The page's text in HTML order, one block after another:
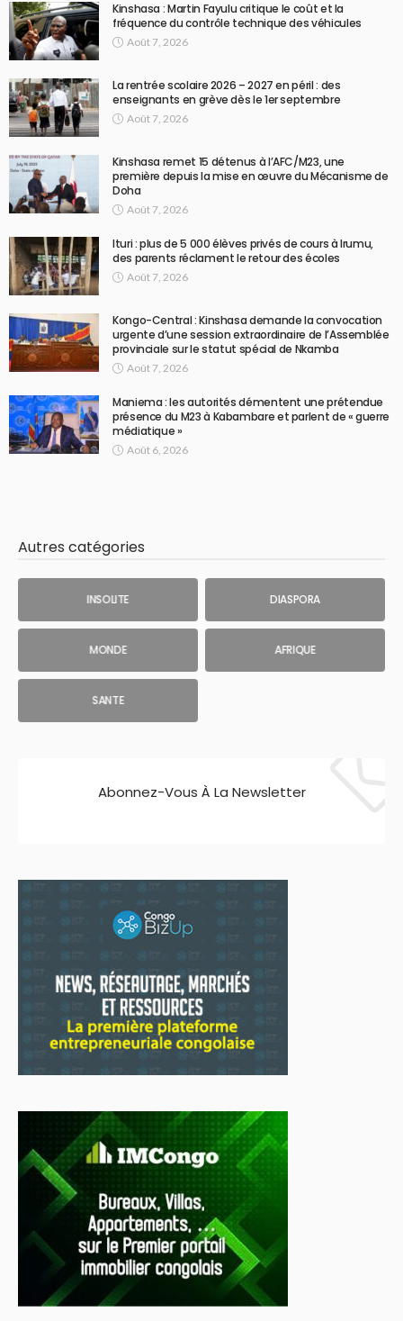
Kinshasa : Martin Fayulu critique le coût et la
fréquence du contrôle technique des véhicules
Août 7, 2026
La rentrée scolaire 2026 – 2027 en péril : des
enseignants en grève dès le 1er septembre
Août 7, 2026
Kinshasa remet 15 détenus à l’AFC/M23, une
première depuis la mise en œuvre du Mécanisme de
Doha
Août 7, 2026
Ituri : plus de 5 000 élèves privés de cours à Irumu,
des parents réclament le retour des écoles
Août 7, 2026
Kongo-Central : Kinshasa demande la convocation
urgente d’une session extraordinaire de l’Assemblée
provinciale sur le statut spécial de Nkamba
Août 7, 2026
Maniema : les autorités démentent une prétendue
présence du M23 à Kabambare et parlent de « guerre
médiatique »
Août 6, 2026
Autres catégories
INSOLITE DIASPORA
MONDE AFRIQUE
SANTE
Abonnez-Vous À La Newsletter